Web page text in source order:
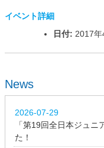
イベント詳細
日付: 2017
News
2026-07-29
「第19回全日本ジュ
た！